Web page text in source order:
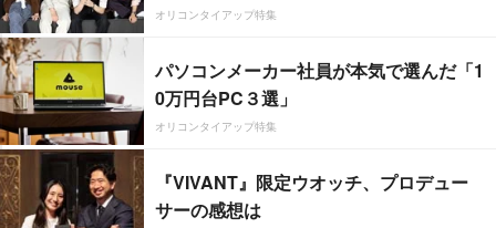
オリコンタイアップ特集
パソコンメーカー社員が本気で選んだ「1
0万円台PC３選」
オリコンタイアップ特集
『VIVANT』限定ウオッチ、プロデュー
サーの感想は